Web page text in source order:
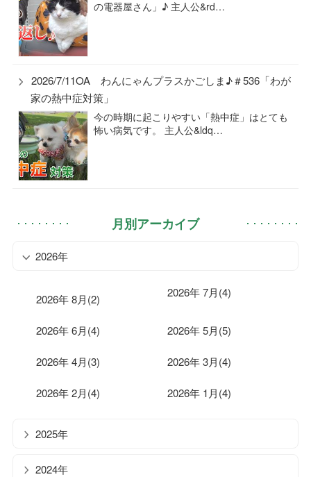
の電器屋さん」♪ 主人公&rd…
2026/7/11OA わんにゃんプラスかごしま♪＃536「わが
家の熱中症対策」
今の時期に起こりやすい「熱中症」はとても
怖い病気です。 主人公&ldq…
月別アーカイブ
2026年
2026年 8月(2) 2026年 7月(4)
2026年 6月(4) 2026年 5月(5)
2026年 4月(3) 2026年 3月(4)
2026年 2月(4) 2026年 1月(4)
2025年
2024年